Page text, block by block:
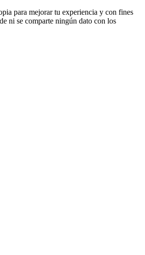
para mejorar tu experiencia y con fines
ni se comparte ningún dato con los